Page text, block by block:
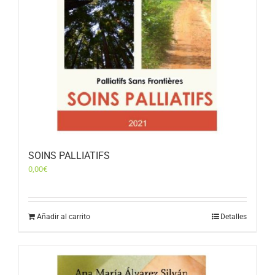
SOINS PALLIATIFS
0,00€
Añadir al carrito Detalles